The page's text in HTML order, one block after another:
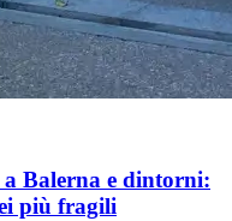
a Balerna e dintorni:
più fragili